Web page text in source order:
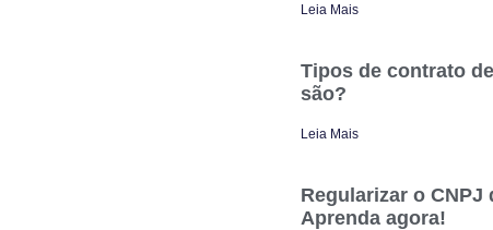
Leia Mais
Tipos de contrato
são?
Leia Mais
Regularizar o CNPJ
Aprenda agora!